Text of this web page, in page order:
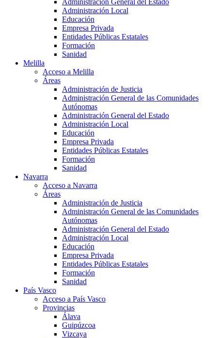
Administración General del Estado
Administración Local
Educación
Empresa Privada
Entidades Públicas Estatales
Formación
Sanidad
Melilla
Acceso a Melilla
Áreas
Administración de Justicia
Administración General de las Comunidades
Autónomas
Administración General del Estado
Administración Local
Educación
Empresa Privada
Entidades Públicas Estatales
Formación
Sanidad
Navarra
Acceso a Navarra
Áreas
Administración de Justicia
Administración General de las Comunidades
Autónomas
Administración General del Estado
Administración Local
Educación
Empresa Privada
Entidades Públicas Estatales
Formación
Sanidad
País Vasco
Acceso a País Vasco
Provincias
Álava
Guipúzcoa
Vizcaya